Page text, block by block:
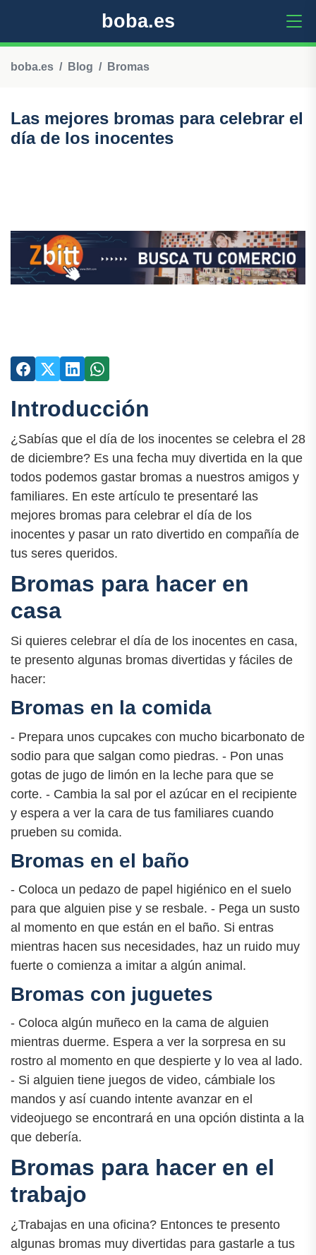
boba.es
boba.es Blog Bromas
Las mejores bromas para celebrar el
día de los inocentes
Introducción
¿Sabías que el día de los inocentes se celebra el 28
de diciembre? Es una fecha muy divertida en la que
todos podemos gastar bromas a nuestros amigos y
familiares. En este artículo te presentaré las
mejores bromas para celebrar el día de los
inocentes y pasar un rato divertido en compañía de
tus seres queridos.
Bromas para hacer en
casa
Si quieres celebrar el día de los inocentes en casa,
te presento algunas bromas divertidas y fáciles de
hacer:
Bromas en la comida
- Prepara unos cupcakes con mucho bicarbonato de
sodio para que salgan como piedras. - Pon unas
gotas de jugo de limón en la leche para que se
corte. - Cambia la sal por el azúcar en el recipiente
y espera a ver la cara de tus familiares cuando
prueben su comida.
Bromas en el baño
- Coloca un pedazo de papel higiénico en el suelo
para que alguien pise y se resbale. - Pega un susto
al momento en que están en el baño. Si entras
mientras hacen sus necesidades, haz un ruido muy
fuerte o comienza a imitar a algún animal.
Bromas con juguetes
- Coloca algún muñeco en la cama de alguien
mientras duerme. Espera a ver la sorpresa en su
rostro al momento en que despierte y lo vea al lado.
- Si alguien tiene juegos de video, cámbiale los
mandos y así cuando intente avanzar en el
videojuego se encontrará en una opción distinta a la
que debería.
Bromas para hacer en el
trabajo
¿Trabajas en una oficina? Entonces te presento
algunas bromas muy divertidas para gastarle a tus